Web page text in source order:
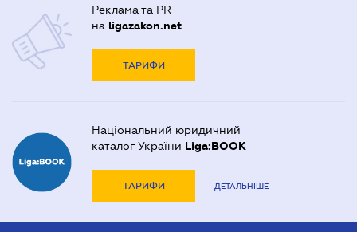
Реклама та PR
на ligazakon.net
ТАРИФИ
Національний юридичний
каталог України Liga:BOOK
ТАРИФИ ДЕТАЛЬНІШЕ